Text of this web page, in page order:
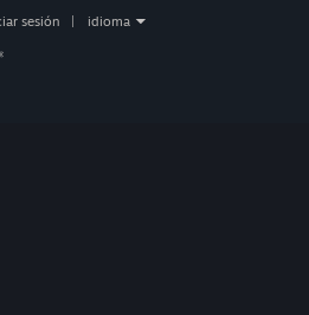
sesión idioma